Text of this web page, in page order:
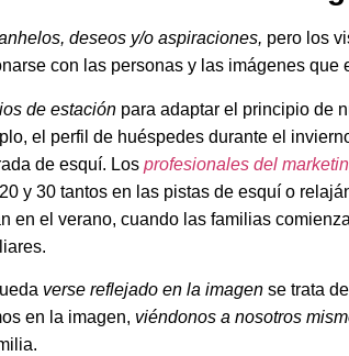
deseos y/o aspiraciones, pero los
con las personas y las imágenes que
de estación para adaptar el principio de
el perfil de huéspedes durante el
de esquí. Los profesionales del
y 30 tantos en las pistas de esquí o
en el verano, cuando las familias
verse reflejado en la imagen se trata
en la imagen, viéndonos a nosotros